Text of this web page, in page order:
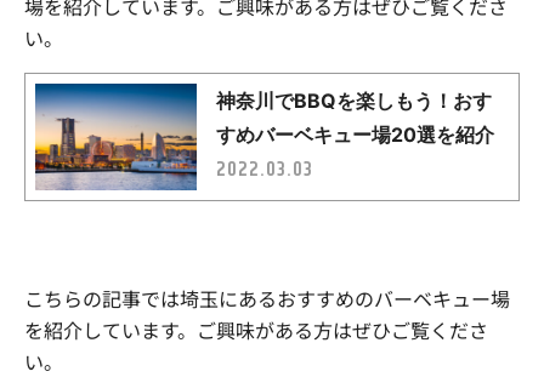
い。
こちらの記事では埼玉にあるおすすめのバーベキュー場
を紹介しています。ご興味がある方はぜひご覧くださ
い。